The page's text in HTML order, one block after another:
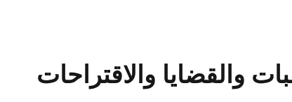
والقضايا والاقتراحات